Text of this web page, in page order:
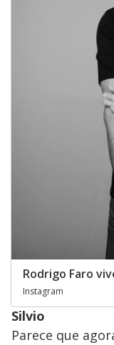
Rodrigo Faro
Instagram
Silvio
Parece que